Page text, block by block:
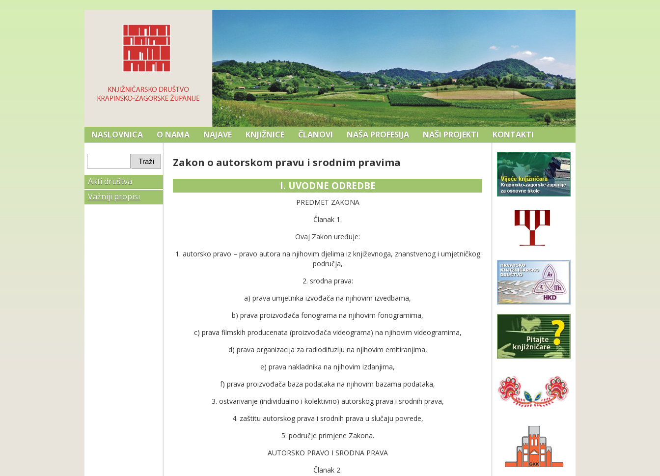
NASLOVNICA O NAMA NAJAVE KNJIŽNICE ČLANOVI NAŠA PROFESIJA NAŠI PROJEKTI KONTAKTI
Akti društva
Važniji propisi
Zakon o autorskom pravu i srodnim pravima
I. UVODNE ODREDBE
PREDMET ZAKONA
Članak 1.
Ovaj Zakon uređuje:
1. autorsko pravo – pravo autora na njihovim djelima iz knji­žev­noga, znanstvenog i umjetničkog
područja,
2. srodna prava:
a) prava umjetnika izvođača na njihovim izvedbama,
b) prava proizvođača fonograma na njihovim fonogramima,
c) prava filmskih producenata (proizvođača videograma) na njihovim videogramima,
d) prava organizacija za radiodifuziju na njihovim emitiranjima,
e) prava nakladnika na njihovim izdanjima,
f) prava proizvođača baza podataka na njihovim bazama podataka,
3. ostvarivanje (individualno i kolektivno) autorskog prava i srodnih prava,
4. zaštitu autorskog prava i srodnih prava u slučaju povrede,
5. područje primjene Zakona.
AUTORSKO PRAVO I SRODNA PRAVA
Članak 2.